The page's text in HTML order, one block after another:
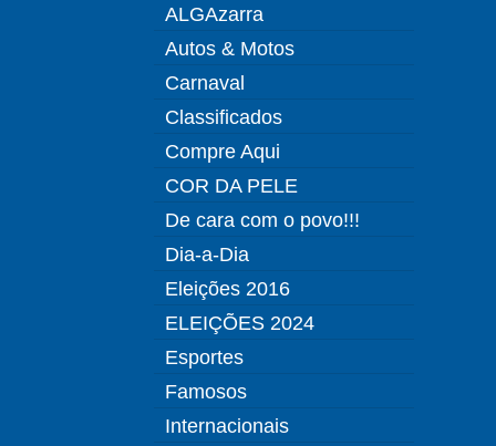
ALGAzarra
Autos & Motos
Carnaval
Classificados
Compre Aqui
COR DA PELE
De cara com o povo!!!
Dia-a-Dia
Eleições 2016
ELEIÇÕES 2024
Esportes
Famosos
Internacionais